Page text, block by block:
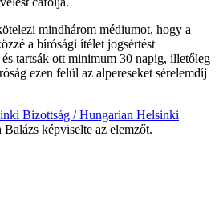
mindhárom médiumot, hogy a
a bírósági ítélet jogsértést
tartsák ott minimum 30 napig, illetőleg
ezen felül az alpereseket sérelemdíj
Bizottság / Hungarian Helsinki
képviselte az elemzőt.